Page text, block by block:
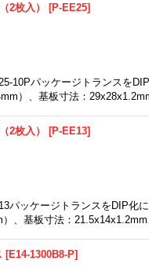
2枚入） [P-EE25]
10Pパッケージトランスを
）、基板寸法：
2枚入） [P-EE13]
パッケージトランスをDIP化
）、基板寸法：
[E14-1300B8-P]